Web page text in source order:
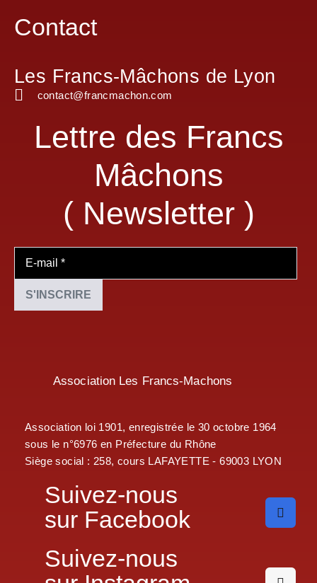
Contact
Les Francs-Mâchons de Lyon
contact@francmachon.com
Lettre des Francs
Mâchons
( Newsletter )
Association Les Francs-Machons
Association loi 1901, enregistrée le 30 octobre 1964
sous le n°6976 en Préfecture du Rhône
Siège social : 258, cours LAFAYETTE - 69003 LYON
Suivez-nous
sur Facebook
Suivez-nous